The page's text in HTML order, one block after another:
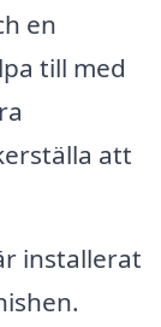
en
till med
att
installerat